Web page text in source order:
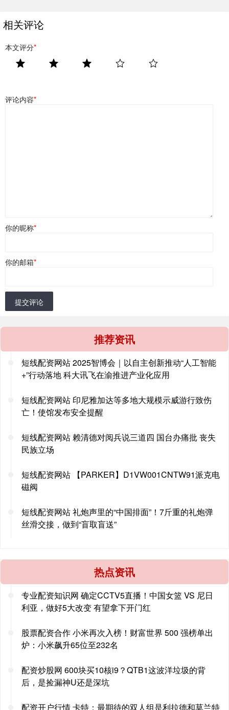
相关评论
本文评分*
评论内容*
你的昵称*
你的邮箱*
提交评论
推荐资讯
短线配资网站 2025智博会｜以自主创新推动“人工智能
+”行动落地 科大讯飞在渝推进产业化应用
短线配资网站 印尼雅加达等多地大规模示威游行致伤
亡！使馆发布安全提醒
短线配资网站 赖清德对阅兵说三道四 国台办痛批 丧失
民族立场
短线配资网站 【PARKER】D1VW001CNTW91派克电
磁阀
短线配资网站 礼炮声里的“中国排面”！7斤重的礼炮弹
丝滑交接，做到“盲取盲送”
热点资讯
专业配资知识网 确定CCTV5直播！中国女篮 VS 尼日
利亚，做好5大改变 有望拿下开门红
股票配资合作 小米再次入榜！财富世界 500 强榜单出
炉：小米飙升65位至232名
配资炒股网 600块买10核i9？QTB1这波洋垃圾的背
后，是捡漏神U还是深坑
配资开户行情 卡特：最期待的双人组是利拉德和莫兰特